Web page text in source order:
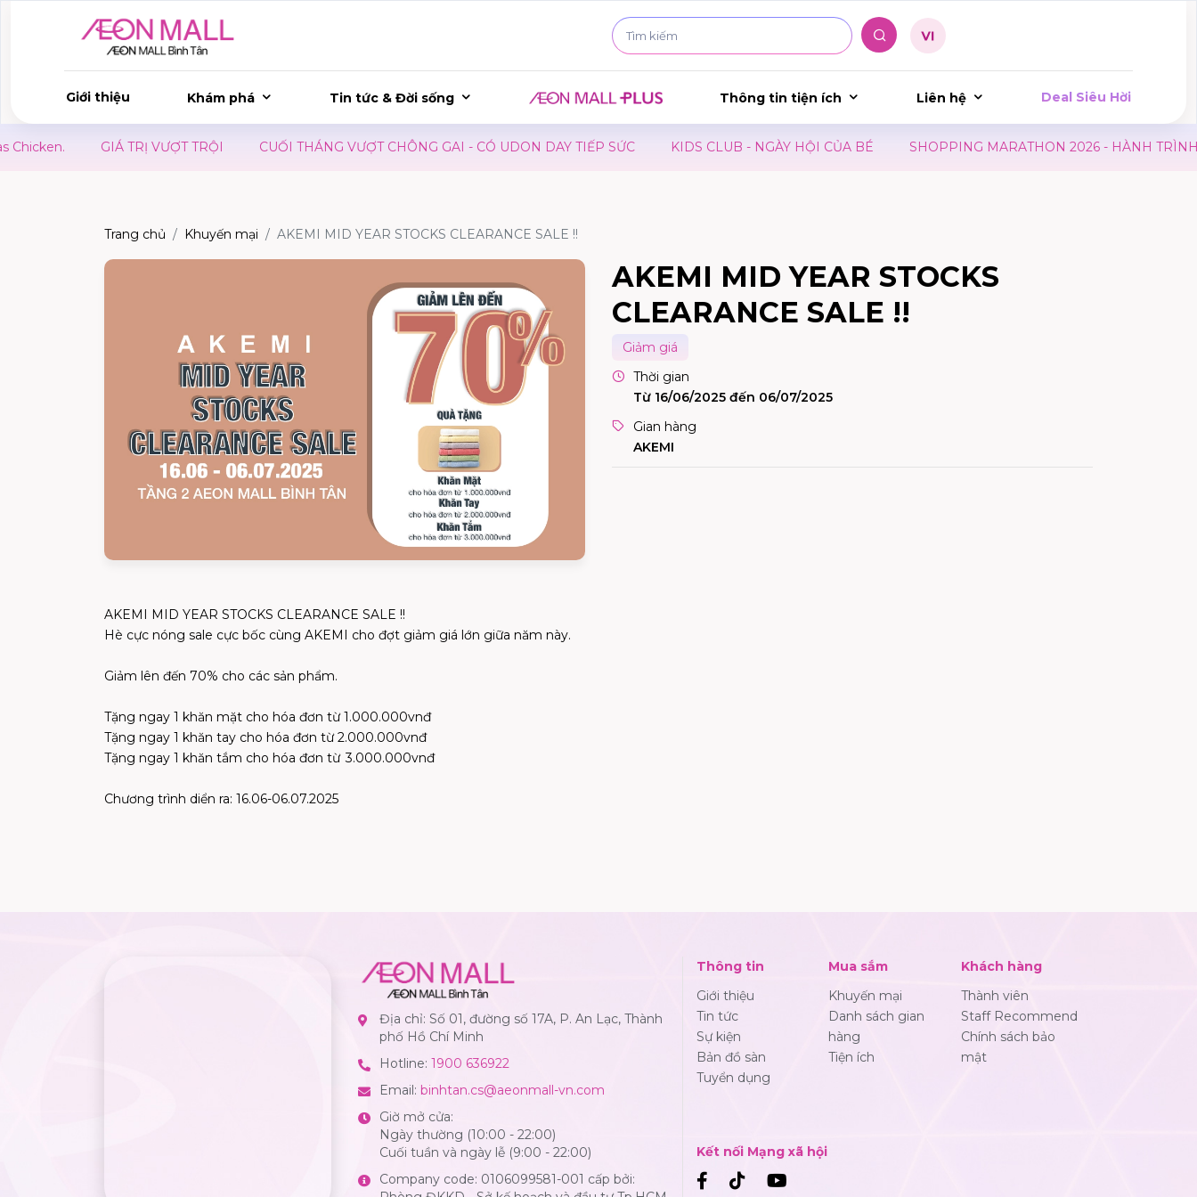
Giới thiệu Khám phá Tin tức & Đời sống Thông tin tiện ích Liên hệ Deal Siêu Hời
GIÁ TRỊ VƯỢT TRỘI CUỐI THÁNG VƯỢT CHÔNG GAI - CÓ UDON DAY TIẾP SỨC KIDS CLUB - NGÀY HỘI CỦA BÉ SHOPPING MARATHON 2026 - HÀNH TRÌNH TRI
Trang chủ Khuyến mại AKEMI MID YEAR STOCKS CLEARANCE SALE !!
AKEMI MID YEAR STOCKS
CLEARANCE SALE !!
Giảm giá
Thời gian
Từ 16/06/2025 đến 06/07/2025
Gian hàng
AKEMI
AKEMI MID YEAR STOCKS CLEARANCE SALE !!
Hè cực nóng sale cực bốc cùng AKEMI cho đợt giảm giá lớn giữa năm này.
Giảm lên đến 70% cho các sản phẩm.
Tặng ngay 1 khăn mặt cho hóa đơn từ 1.000.000vnđ
Tặng ngay 1 khăn tay cho hóa đơn từ 2.000.000vnđ
Tặng ngay 1 khăn tắm cho hóa đơn từ 3.000.000vnđ
Chương trình diển ra: 16.06-06.07.2025
Địa chỉ: Số 01, đường số 17A, P. An Lạc, Thành
phố Hồ Chí Minh
Hotline: 1900 636922
Email: binhtan.cs@aeonmall-vn.com
Giờ mở cửa:
Ngày thường (10:00 - 22:00)
Cuối tuần và ngày lễ (9:00 - 22:00)
Company code: 0106099581-001 cấp bởi:
Thông tin
Giới thiệu
Tin tức
Sự kiện
Bản đồ sàn
Tuyển dụng
Mua sắm
Khuyến mại
Danh sách gian
hàng
Tiện ích
Khách hàng
Thành viên
Staff Recommend
Chính sách bảo
mật
Kết nối Mạng xã hội